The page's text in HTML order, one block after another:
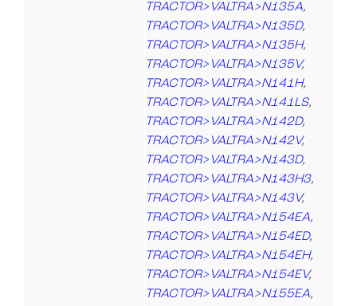
TRACTOR>VALTRA>N135A,
TRACTOR>VALTRA>N135D,
TRACTOR>VALTRA>N135H,
TRACTOR>VALTRA>N135V,
TRACTOR>VALTRA>N141H,
TRACTOR>VALTRA>N141LS,
TRACTOR>VALTRA>N142D,
TRACTOR>VALTRA>N142V,
TRACTOR>VALTRA>N143D,
TRACTOR>VALTRA>N143H3,
TRACTOR>VALTRA>N143V,
TRACTOR>VALTRA>N154EA,
TRACTOR>VALTRA>N154ED,
TRACTOR>VALTRA>N154EH,
TRACTOR>VALTRA>N154EV,
TRACTOR>VALTRA>N155EA,